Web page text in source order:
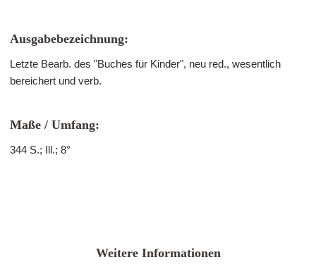
Ausgabebezeichnung:
Letzte Bearb. des "Buches für Kinder", neu red., wesentlich
bereichert und verb.
Maße / Umfang:
344 S.; Ill.; 8°
Weitere Informationen